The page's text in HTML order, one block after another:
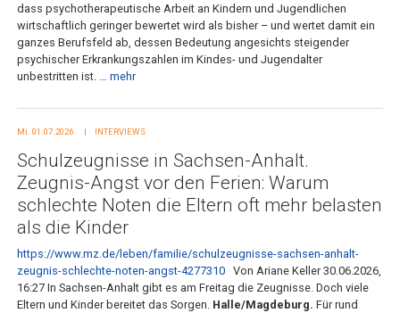
dass psychotherapeutische Arbeit an Kindern und Jugendlichen
wirtschaftlich geringer bewertet wird als bisher – und wertet damit ein
ganzes Berufsfeld ab, dessen Bedeutung angesichts steigender
psychischer Erkrankungszahlen im Kindes- und Jugendalter
unbestritten ist. …mehr
Mi. 01.07.2026 INTERVIEWS
Schulzeugnisse in Sachsen-Anhalt.
Zeugnis-Angst vor den Ferien: Warum
schlechte Noten die Eltern oft mehr belasten
als die Kinder
https://www.mz.de/leben/familie/schulzeugnisse-sachsen-anhalt-
zeugnis-schlechte-noten-angst-4277310 Von Ariane Keller 30.06.2026,
16:27 In Sachsen-Anhalt gibt es am Freitag die Zeugnisse. Doch viele
Eltern und Kinder bereitet das Sorgen. Halle/Magdeburg. Für rund